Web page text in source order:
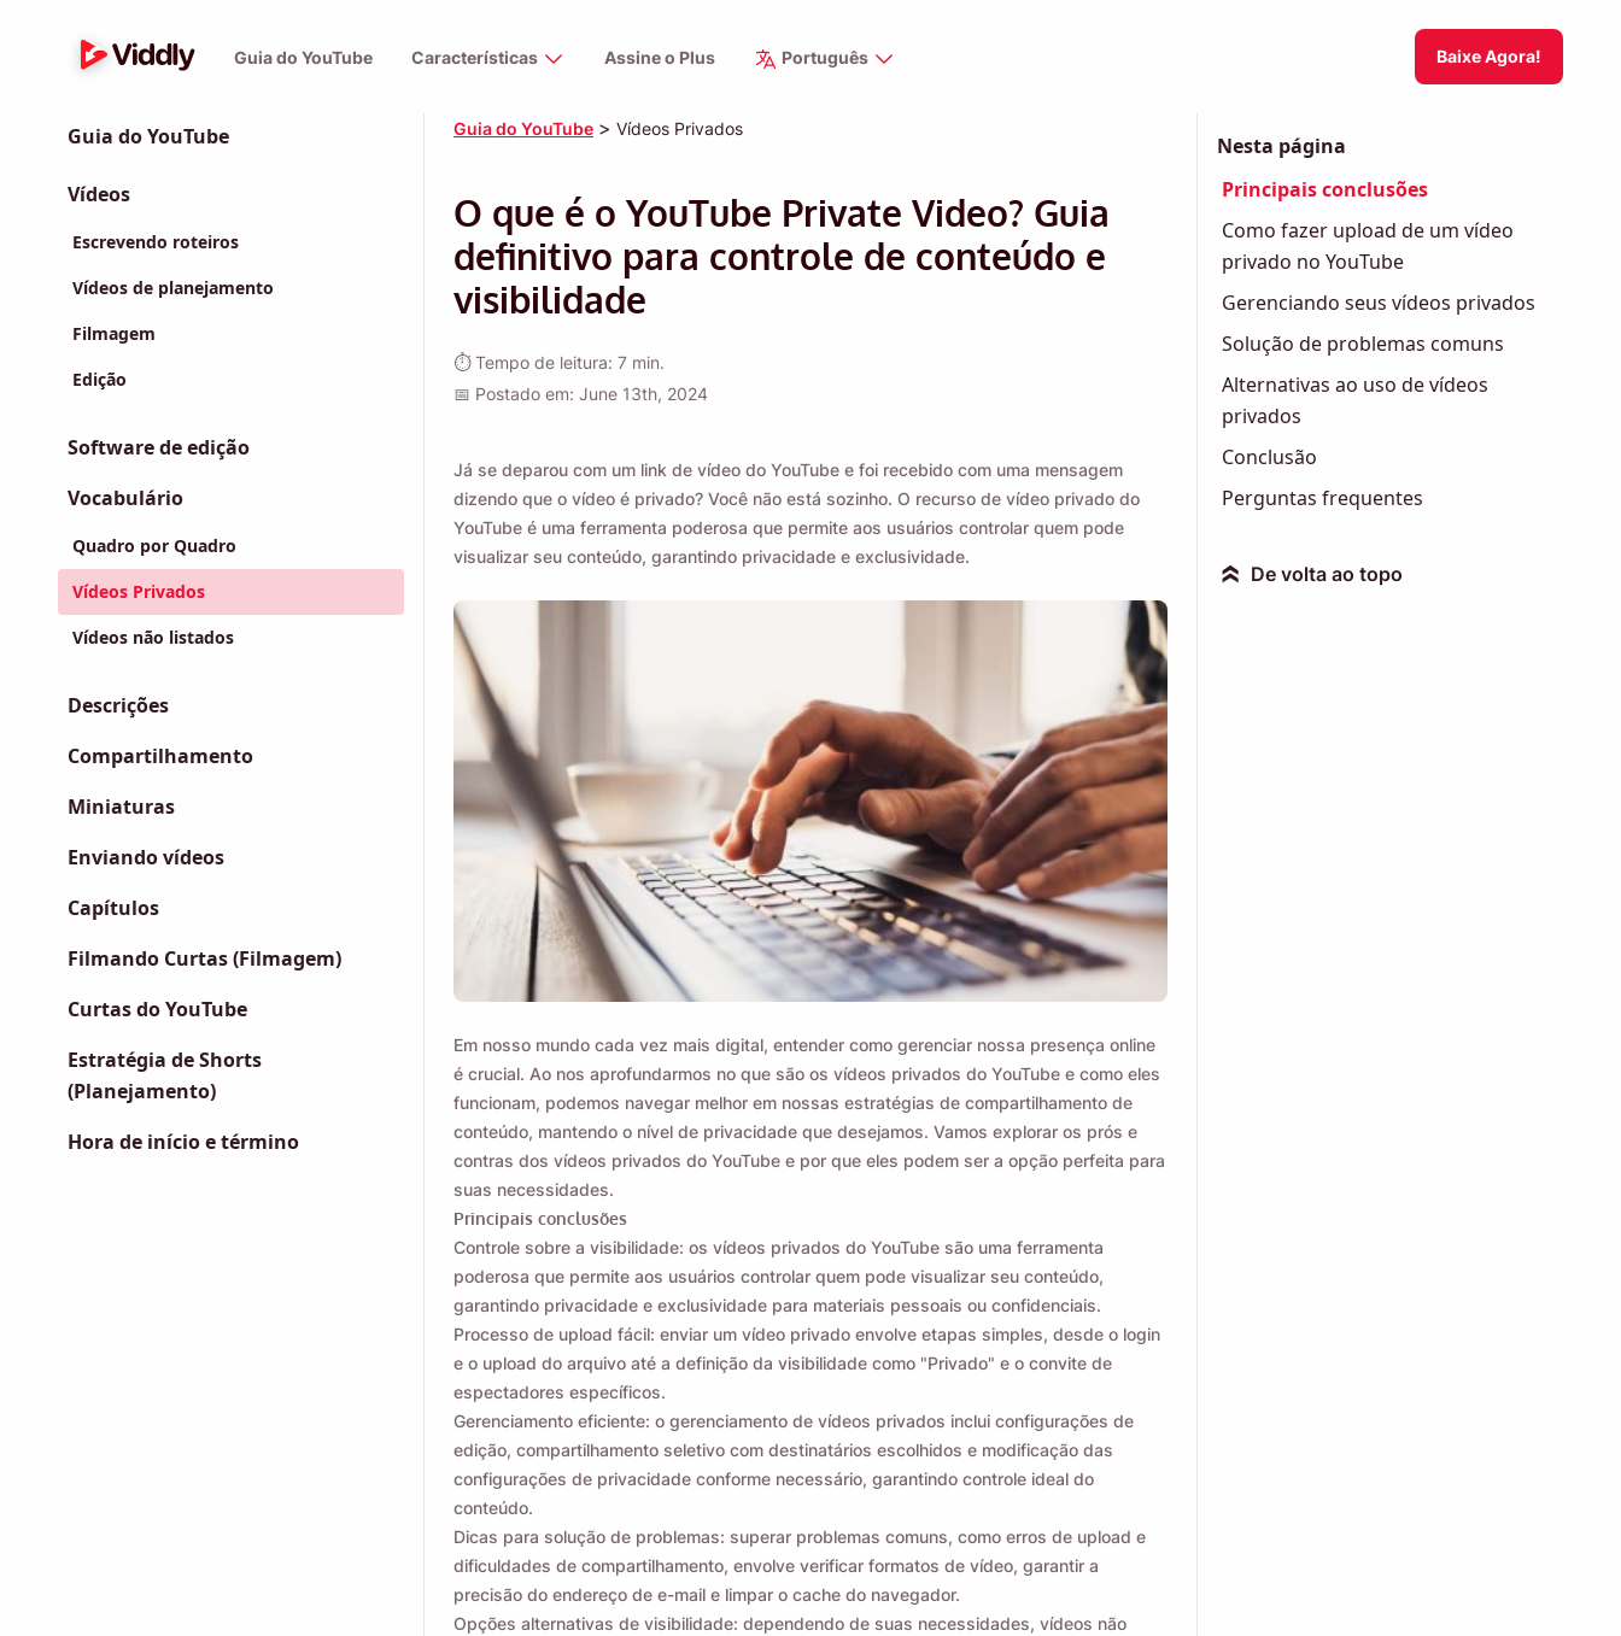
Guia do YouTube Características Assine o Plus Português Baixe Agora!
Guia do YouTube
Vídeos
Escrevendo roteiros
Vídeos de planejamento
Filmagem
Edição
Software de edição
Vocabulário
Quadro por Quadro
Vídeos Privados
Vídeos não listados
Descrições
Compartilhamento
Miniaturas
Enviando vídeos
Capítulos
Filmando Curtas (Filmagem)
Curtas do YouTube
Estratégia de Shorts
(Planejamento)
Hora de início e término
Guia do YouTube > Vídeos Privados
O que é o YouTube Private Video? Guia
definitivo para controle de conteúdo e
visibilidade
⏱ Tempo de leitura: 7 min.
📅 Postado em: June 13th, 2024
Já se deparou com um link de vídeo do YouTube e foi recebido com uma mensagem
dizendo que o vídeo é privado? Você não está sozinho. O recurso de vídeo privado do
YouTube é uma ferramenta poderosa que permite aos usuários controlar quem pode
visualizar seu conteúdo, garantindo privacidade e exclusividade.
Em nosso mundo cada vez mais digital, entender como gerenciar nossa presença online
é crucial. Ao nos aprofundarmos no que são os vídeos privados do YouTube e como eles
funcionam, podemos navegar melhor em nossas estratégias de compartilhamento de
conteúdo, mantendo o nível de privacidade que desejamos. Vamos explorar os prós e
contras dos vídeos privados do YouTube e por que eles podem ser a opção perfeita para
suas necessidades.
Principais conclusões
Controle sobre a visibilidade: os vídeos privados do YouTube são uma ferramenta
poderosa que permite aos usuários controlar quem pode visualizar seu conteúdo,
garantindo privacidade e exclusividade para materiais pessoais ou confidenciais.
Processo de upload fácil: enviar um vídeo privado envolve etapas simples, desde o login
e o upload do arquivo até a definição da visibilidade como "Privado" e o convite de
espectadores específicos.
Gerenciamento eficiente: o gerenciamento de vídeos privados inclui configurações de
edição, compartilhamento seletivo com destinatários escolhidos e modificação das
configurações de privacidade conforme necessário, garantindo controle ideal do
conteúdo.
Dicas para solução de problemas: superar problemas comuns, como erros de upload e
dificuldades de compartilhamento, envolve verificar formatos de vídeo, garantir a
precisão do endereço de e-mail e limpar o cache do navegador.
Opções alternativas de visibilidade: dependendo de suas necessidades, vídeos não
Nesta página
Principais conclusões
Como fazer upload de um vídeo
privado no YouTube
Gerenciando seus vídeos privados
Solução de problemas comuns
Alternativas ao uso de vídeos
privados
Conclusão
Perguntas frequentes
» De volta ao topo